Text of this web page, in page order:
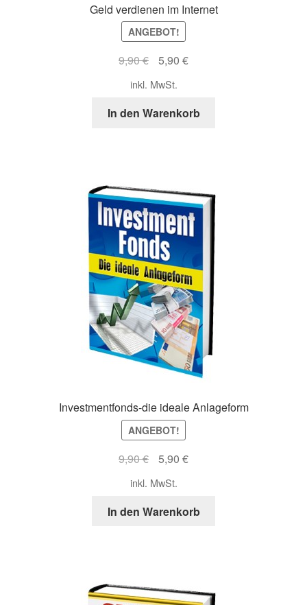
Geld verdienen im Internet
ANGEBOT!
9,90€
Ursprünglicher
war:
9,90 €
5,90 €Aktueller
5,90 €.
inkl. MwSt.
In den Warenkorb
Investmentfonds-die ideale Anlageform
ANGEBOT!
9,90€
Ursprünglicher
war:
9,90 €
5,90 €Aktueller
5,90 €.
inkl. MwSt.
In den Warenkorb